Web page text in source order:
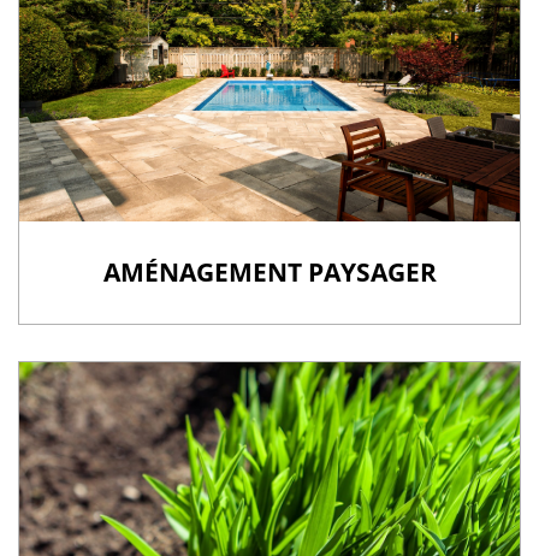
AMÉNAGEMENT PAYSAGER